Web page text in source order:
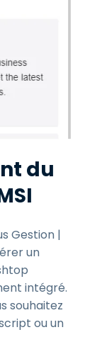
du
Gestion |
un
intégré.
souhaitez
ou un